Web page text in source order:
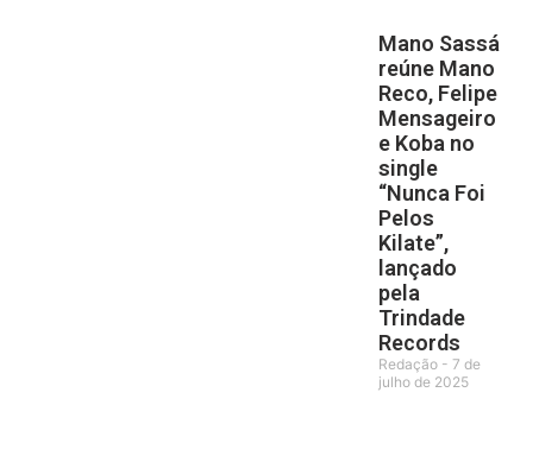
Mano Sassá
reúne Mano
Reco, Felipe
Mensageiro
e Koba no
single
“Nunca Foi
Pelos
Kilate”,
lançado
pela
Trindade
Records
Redação
7 de
julho de 2025